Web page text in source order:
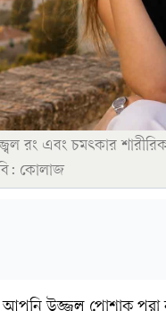
রং এবং চমৎকার
কোলাজ